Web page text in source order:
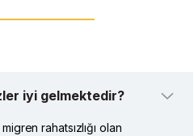
iyi gelmektedir?
rahatsızlığı olan